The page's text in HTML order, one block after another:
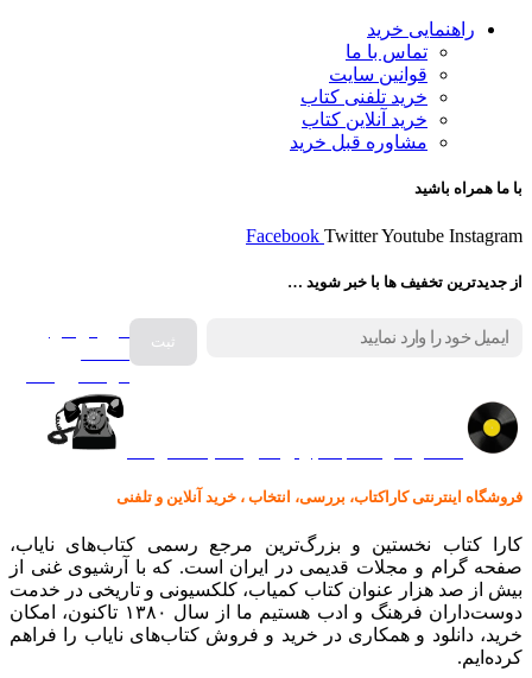
راهنمایی خرید
تماس با ما
قوانین سایت
خرید تلفنی کتاب
خرید آنلاین کتاب
مشاوره قبل خرید
با ما همراه باشید
Facebook TwitterYoutube Instagram
از جدیدترین تخفیف ها با خبر شوید …
فروش انواع
فروشگاه اینترنتی کاراکتاب، بررسی، انتخاب ، خرید آنلاین و تلفنی
کارا کتاب نخستین و بزرگ‌ترین مرجع رسمی کتاب‌های نایاب،
صفحه گرام و مجلات قدیمی در ایران است. که با آرشیوی غنی از
بیش از صد هزار عنوان کتاب کمیاب، کلکسیونی و تاریخی در خدمت
دوست‌داران فرهنگ و ادب هستیم ما از سال ۱۳۸۰ تاکنون، امکان
خرید، دانلود و همکاری در خرید و فروش کتاب‌های نایاب را فراهم
کرده‌ایم.